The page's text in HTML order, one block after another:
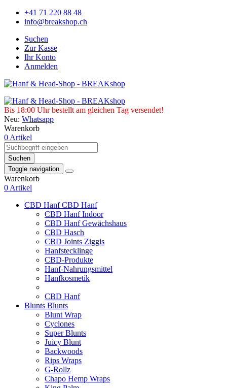
+41 71 220 88 48
info@breakshop.ch
Suchen
Zur Kasse
Ihr Konto
Anmelden
Bis 18:00 Uhr bestellt am gleichen Tag versendet!
Neu: Whatsapp
Warenkorb
0 Artikel
Suchen
Toggle navigation
Warenkorb
0 Artikel
CBD HanfCBD Hanf
CBD Hanf Indoor
CBD Hanf Gewächshaus
CBD Hasch
CBD Joints Ziggis
Hanfstecklinge
CBD-Produkte
Hanf-Nahrungsmittel
Hanfkosmetik
CBD Hanf
Blunts Blunts
Blunt Wrap
Cyclones
Super Blunts
Juicy Blunt
Backwoods
Rips Wraps
G-Rollz
Chapo Hemp Wraps